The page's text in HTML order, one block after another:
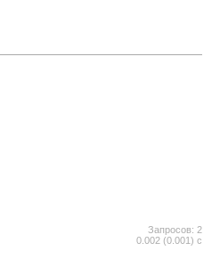
Запросов: 2
0.002 (0.001) с